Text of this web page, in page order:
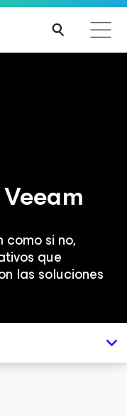
CrowdStrike
como si no,
que
las soluciones